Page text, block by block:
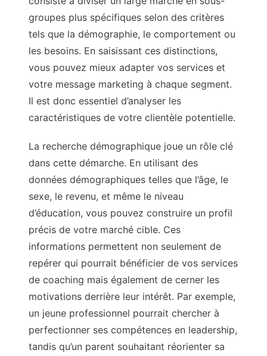
groupes plus spécifiques selon des critères
tels que la démographie, le comportement ou
les besoins. En saisissant ces distinctions,
vous pouvez mieux adapter vos services et
votre message marketing à chaque segment.
Il est donc essentiel d’analyser les
caractéristiques de votre clientèle potentielle.
La recherche démographique joue un rôle clé
dans cette démarche. En utilisant des
données démographiques telles que l’âge, le
sexe, le revenu, et même le niveau
d’éducation, vous pouvez construire un profil
précis de votre marché cible. Ces
informations permettent non seulement de
repérer qui pourrait bénéficier de vos services
de coaching mais également de cerner les
motivations derrière leur intérêt. Par exemple,
un jeune professionnel pourrait chercher à
perfectionner ses compétences en leadership,
tandis qu’un parent souhaitant réorienter sa